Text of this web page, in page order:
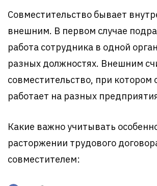
Совместительство бывает
внешним. В первом случае
работа сотрудника в одной
разных должностях. Внешним
совместительство, при котором
работает на разных
Какие важно учитывать
расторжении трудового
совместителем: